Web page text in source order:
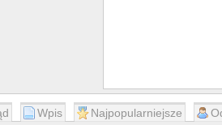
Wpis Najpopularniejsze